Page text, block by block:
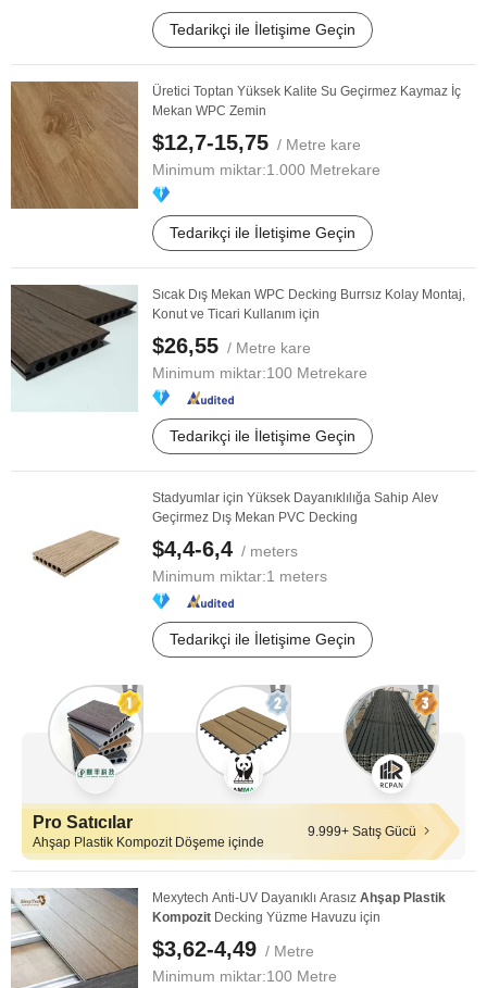
Tedarikçi ile İletişime Geçin
Üretici Toptan Yüksek Kalite Su Geçirmez Kaymaz İç
Mekan WPC Zemin
$12,7-15,75 / Metre kare
Minimum miktar:1.000 Metrekare
Tedarikçi ile İletişime Geçin
Sıcak Dış Mekan WPC Decking Burrsız Kolay Montaj,
Konut ve Ticari Kullanım için
$26,55 / Metre kare
Minimum miktar:100 Metrekare
Tedarikçi ile İletişime Geçin
Stadyumlar için Yüksek Dayanıklılığa Sahip Alev
Geçirmez Dış Mekan PVC Decking
$4,4-6,4 / meters
Minimum miktar:1 meters
Tedarikçi ile İletişime Geçin
Pro Satıcılar
Ahşap Plastik Kompozit Döşeme içinde
9.999+ Satış Gücü
Mexytech Anti-UV Dayanıklı Arasız Ahşap Plastik
Kompozit Decking Yüzme Havuzu için
$3,62-4,49 / Metre
Minimum miktar:100 Metre